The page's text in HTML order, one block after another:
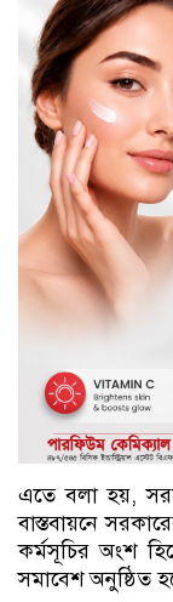
এতে বলা হয়,
বাস্তবায়নে
কর্মসূচির অংশ
সমাবেশ অনুষ্ঠিত